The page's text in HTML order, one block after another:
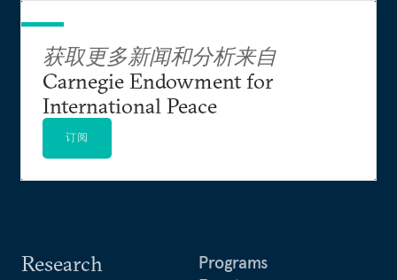
Research
Programs
获取更多新闻和分析来自
Carnegie Endowment for
International Peace
订阅